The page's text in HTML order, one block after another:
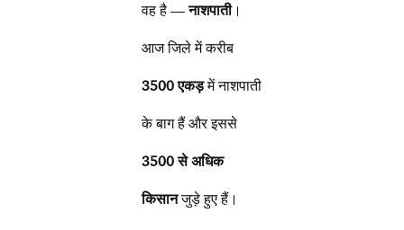
वह है —नाशपाती।
आज जिले में करीब
3500 एकड़में नाशपाती
के बाग हैं और इससे
3500 से अधिक
किसानजुड़े हुए हैं।